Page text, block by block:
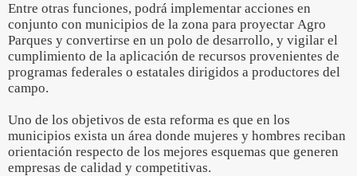
Entre otras funciones, podrá implementar acciones en
conjunto con municipios de la zona para proyectar Agro
Parques y convertirse en un polo de desarrollo, y vigilar el
cumplimiento de la aplicación de recursos provenientes de
programas federales o estatales dirigidos a productores del
campo.
Uno de los objetivos de esta reforma es que en los
municipios exista un área donde mujeres y hombres reciban
orientación respecto de los mejores esquemas que generen
empresas de calidad y competitivas.